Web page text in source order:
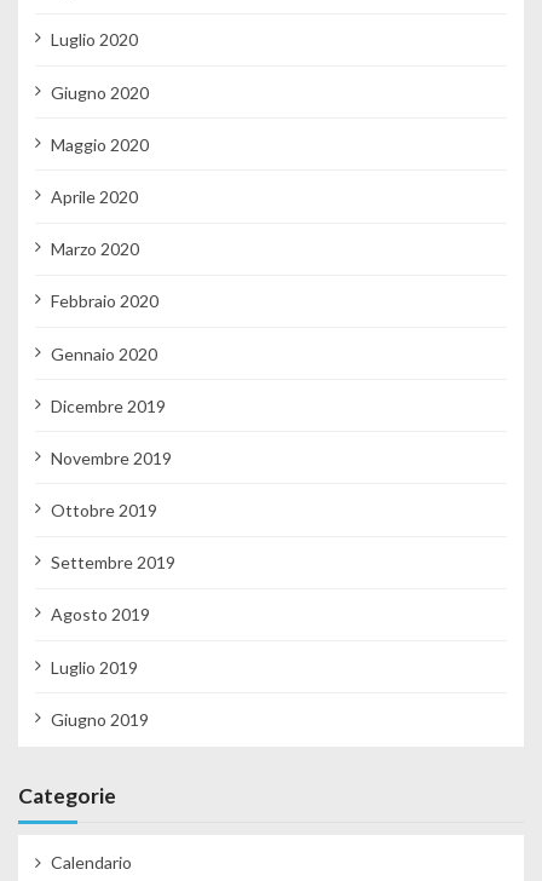
Luglio 2020
Giugno 2020
Maggio 2020
Aprile 2020
Marzo 2020
Febbraio 2020
Gennaio 2020
Dicembre 2019
Novembre 2019
Ottobre 2019
Settembre 2019
Agosto 2019
Luglio 2019
Giugno 2019
Categorie
Calendario